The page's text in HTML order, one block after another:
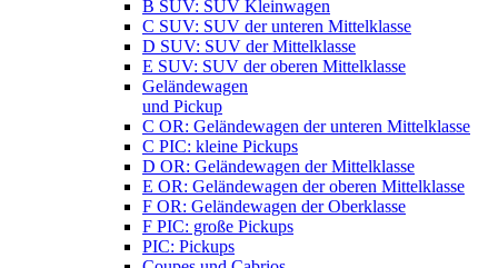
B SUV: SUV Kleinwagen
C SUV: SUV der unteren Mittelklasse
D SUV: SUV der Mittelklasse
E SUV: SUV der oberen Mittelklasse
Geländewagen
und Pickup
C OR: Geländewagen der unteren Mittelklasse
C PIC: kleine Pickups
D OR: Geländewagen der Mittelklasse
E OR: Geländewagen der oberen Mittelklasse
F OR: Geländewagen der Oberklasse
F PIC: große Pickups
PIC: Pickups